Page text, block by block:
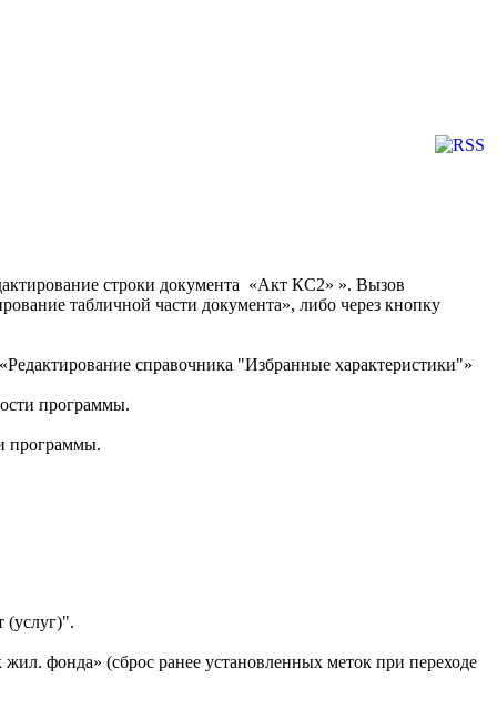
строки документа «Акт КС2» ». Вызов
табличной части документа», либо через кнопку
справочника "Избранные характеристики"»
программы.
программы.
(услуг)".
фонда» (сброс ранее установленных меток при переходе